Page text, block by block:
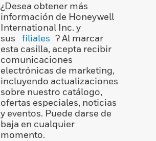
¿Desea obtener más
información de Honeywell
International Inc. y
sus
filiales ? Al marcar
esta casilla, acepta recibir
comunicaciones
electrónicas de marketing,
incluyendo actualizaciones
sobre nuestro catálogo,
ofertas especiales, noticias
y eventos. Puede darse de
baja en cualquier
momento.